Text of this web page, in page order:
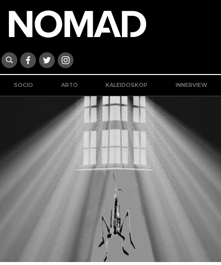
SOCIO ARTO KALEIDOSKOP INNERVIEW